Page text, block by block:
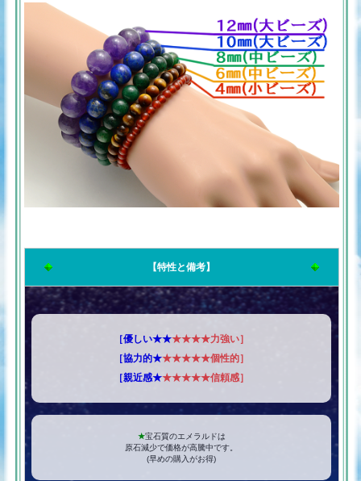
【特性と備考】
［優しい★★★★★★力強い］
［協力的★★★★★★個性的］
［親近感★★★★★★信頼感］
★宝石質のエメラルドは
原石減少で価格が高騰中です。
(早めの購入がお得)